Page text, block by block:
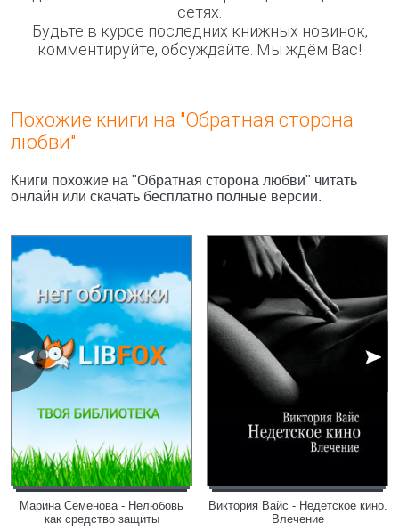
сетях.
Будьте в курсе последних книжных новинок,
комментируйте, обсуждайте. Мы ждём Вас!
Похожие книги на "Обратная сторона
любви"
Книги похожие на "Обратная сторона любви" читать
онлайн или скачать бесплатно полные версии.
Марина Семенова - Нелюбовь
как средство защиты
Виктория Вайс - Недетское кино.
Влечение